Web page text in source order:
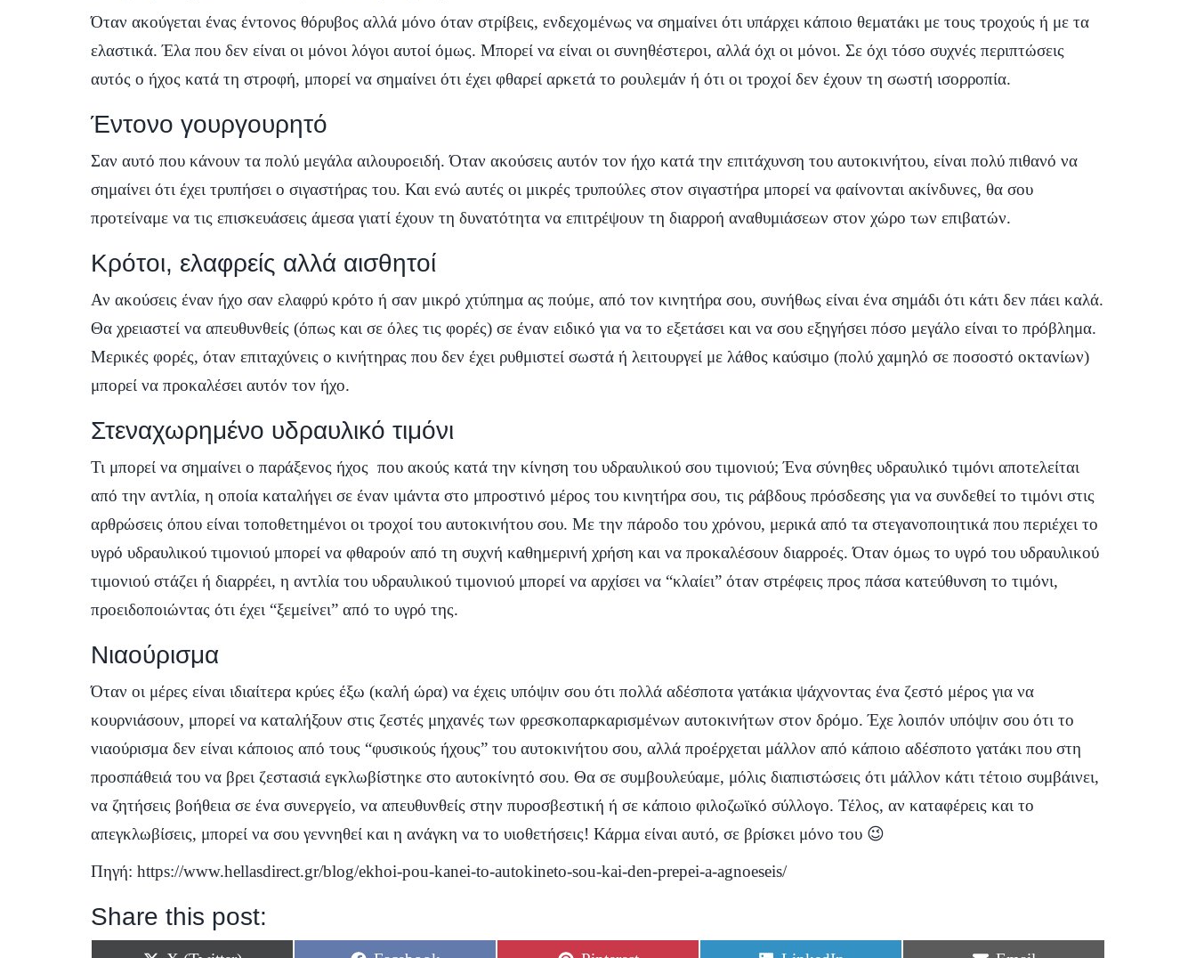
Όταν ακούγεται ένας έντονος θόρυβος αλλά μόνο όταν στρίβεις, ενδεχομένως να σημαίνει ότι υπάρχει κάποιο θεματάκι με τους τροχούς ή με τα
ελαστικά. Έλα που δεν είναι οι μόνοι λόγοι αυτοί όμως. Μπορεί να είναι οι συνηθέστεροι, αλλά όχι οι μόνοι. Σε όχι τόσο συχνές περιπτώσεις
αυτός ο ήχος κατά τη στροφή, μπορεί να σημαίνει ότι έχει φθαρεί αρκετά το ρουλεμάν ή ότι οι τροχοί δεν έχουν τη σωστή ισορροπία.
Έντονο γουργουρητό
Σαν αυτό που κάνουν τα πολύ μεγάλα αιλουροειδή. Όταν ακούσεις αυτόν τον ήχο κατά την επιτάχυνση του αυτοκινήτου, είναι πολύ πιθανό να
σημαίνει ότι έχει τρυπήσει ο σιγαστήρας του. Και ενώ αυτές οι μικρές τρυπούλες στον σιγαστήρα μπορεί να φαίνονται ακίνδυνες, θα σου
προτείναμε να τις επισκευάσεις άμεσα γιατί έχουν τη δυνατότητα να επιτρέψουν τη διαρροή αναθυμιάσεων στον χώρο των επιβατών.
Κρότοι, ελαφρείς αλλά αισθητοί
Αν ακούσεις έναν ήχο σαν ελαφρύ κρότο ή σαν μικρό χτύπημα ας πούμε, από τον κινητήρα σου, συνήθως είναι ένα σημάδι ότι κάτι δεν πάει καλά.
Θα χρειαστεί να απευθυνθείς (όπως και σε όλες τις φορές) σε έναν ειδικό για να το εξετάσει και να σου εξηγήσει πόσο μεγάλο είναι το πρόβλημα.
Μερικές φορές, όταν επιταχύνεις ο κινήτηρας που δεν έχει ρυθμιστεί σωστά ή λειτουργεί με λάθος καύσιμο (πολύ χαμηλό σε ποσοστό οκτανίων)
μπορεί να προκαλέσει αυτόν τον ήχο.
Στεναχωρημένο υδραυλικό τιμόνι
Τι μπορεί να σημαίνει ο παράξενος ήχος που ακούς κατά την κίνηση του υδραυλικού σου τιμονιού; Ένα σύνηθες υδραυλικό τιμόνι αποτελείται
από την αντλία, η οποία καταλήγει σε έναν ιμάντα στο μπροστινό μέρος του κινητήρα σου, τις ράβδους πρόσδεσης για να συνδεθεί το τιμόνι στις
αρθρώσεις όπου είναι τοποθετημένοι οι τροχοί του αυτοκινήτου σου. Με την πάροδο του χρόνου, μερικά από τα στεγανοποιητικά που περιέχει το
υγρό υδραυλικού τιμονιού μπορεί να φθαρούν από τη συχνή καθημερινή χρήση και να προκαλέσουν διαρροές. Όταν όμως το υγρό του υδραυλικού
τιμονιού στάζει ή διαρρέει, η αντλία του υδραυλικού τιμονιού μπορεί να αρχίσει να “κλαίει” όταν στρέφεις προς πάσα κατεύθυνση το τιμόνι,
προειδοποιώντας ότι έχει “ξεμείνει” από το υγρό της.
Νιαούρισμα
Όταν οι μέρες είναι ιδιαίτερα κρύες έξω (καλή ώρα) να έχεις υπόψιν σου ότι πολλά αδέσποτα γατάκια ψάχνοντας ένα ζεστό μέρος για να
κουρνιάσουν, μπορεί να καταλήξουν στις ζεστές μηχανές των φρεσκοπαρκαρισμένων αυτοκινήτων στον δρόμο. Έχε λοιπόν υπόψιν σου ότι το
νιαούρισμα δεν είναι κάποιος από τους “φυσικούς ήχους” του αυτοκινήτου σου, αλλά προέρχεται μάλλον από κάποιο αδέσποτο γατάκι που στη
προσπάθειά του να βρει ζεστασιά εγκλωβίστηκε στο αυτοκίνητό σου. Θα σε συμβουλεύαμε, μόλις διαπιστώσεις ότι μάλλον κάτι τέτοιο συμβάινει,
να ζητήσεις βοήθεια σε ένα συνεργείο, να απευθυνθείς στην πυροσβεστική ή σε κάποιο φιλοζωϊκό σύλλογο. Τέλος, αν καταφέρεις και το
απεγκλωβίσεις, μπορεί να σου γεννηθεί και η ανάγκη να το υιοθετήσεις! Κάρμα είναι αυτό, σε βρίσκει μόνο του 😉
Πηγή: https://www.hellasdirect.gr/blog/ekhoi-pou-kanei-to-autokineto-sou-kai-den-prepei-a-agnoeseis/
Share this post: